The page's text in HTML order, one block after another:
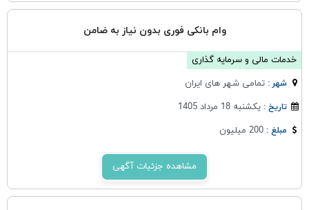
وام بانکی فوری بدون نیاز به ضامن
خدمات مالی و سرمایه گذاری
شهر :تمامی شهر های ایران
تاریخ :یکشنبه 18 مرداد 1405
مبلغ :200 میلیون
مشاهده جزئیات آگهی